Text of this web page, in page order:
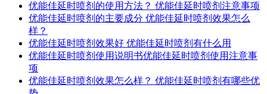
优能佳延时喷剂的使用方法？ 优能佳延时喷剂注意事项
优能佳延时喷剂的主要成分 优能佳延时喷剂效果怎么
样？
优能佳延时喷剂效果好 优能佳延时喷剂有什么用
优能佳延时喷剂使用说明书优能佳延时喷剂使用注意事
项
优能佳延时喷剂效果怎么样？ 优能佳延时喷剂有哪些优